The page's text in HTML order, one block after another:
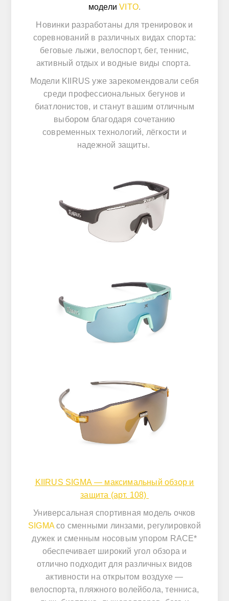
модели VITO.
Новинки разработаны для тренировок и
соревнований в различных видах спорта:
беговые лыжи, велоспорт, бег, теннис,
активный отдых и водные виды спорта.
Модели KIIRUS уже зарекомендовали себя
среди профессиональных бегунов и
биатлонистов, и станут вашим отличным
выбором благодаря сочетанию
современных технологий, лёгкости и
надежной защиты.
KIIRUS SIGMA — максимальный обзор и
защита (арт. 108)
Универсальная спортивная модель очков
SIGMAсо сменными линзами, регулировкой
дужек и сменным носовым упором RACE*
обеспечивает широкий угол обзора и
отлично подходит для различных видов
активности на открытом воздухе —
велоспорта, пляжного волейбола, тенниса,